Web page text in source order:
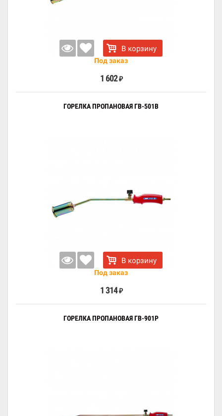
В корзину
Под заказ
1 602 ₽
ГОРЕЛКА ПРОПАНОВАЯ ГВ-501В
В корзину
Под заказ
1 314 ₽
ГОРЕЛКА ПРОПАНОВАЯ ГВ-901Р